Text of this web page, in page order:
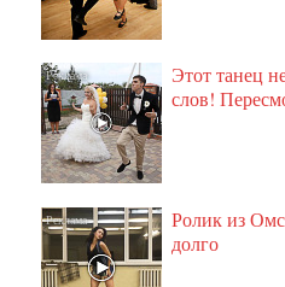
Этот танец
слов!
Ролик из
долго